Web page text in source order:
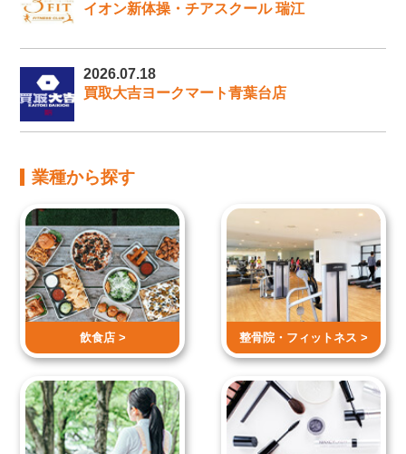
イオン新体操・チアスクール 瑞江
2026.07.18
買取大吉ヨークマート青葉台店
業種から探す
飲食店 > 整骨院・ フィットネス >